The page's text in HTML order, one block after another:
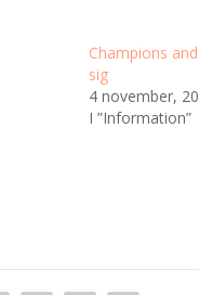
Champions
sig
4 november,
I ”Information”